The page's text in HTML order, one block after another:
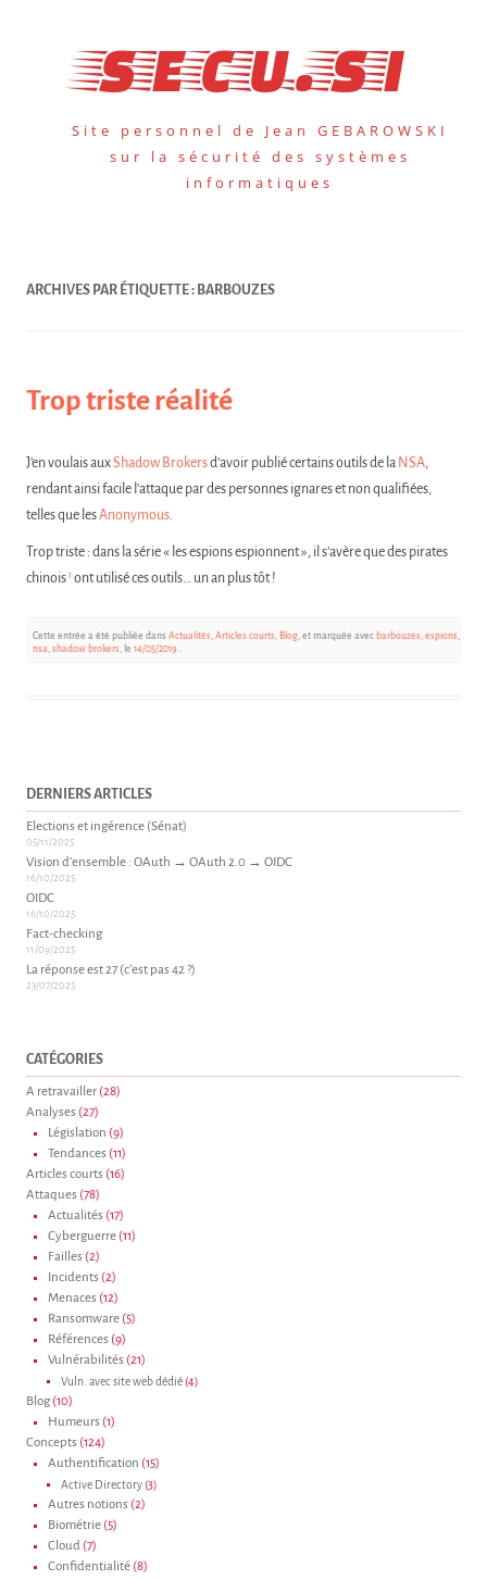
secu.si
Site personnel de Jean GEBAROWSKI
sur la sécurité des systèmes
informatiques
ARCHIVES PAR ÉTIQUETTE : BARBOUZES
Trop triste réalité
J’en voulais auxShadow Brokersd’avoir publié certains outils de la NSA,
rendant ainsi facile l’attaque par des personnes ignares et non qualifiées,
telles que lesAnonymous.
Trop triste : dans la série « les espions espionnent », il s’avère que des pirates
chinois 1 ont utilisé ces outils… un an plus tôt !
Cette entrée a été publiée dans Actualités, Articles courts, Blog, et marquée avec barbouzes, espions,
nsa , shadow brokers, le 14/05/2019 .
DERNIERS ARTICLES
Elections et ingérence (Sénat)
05/11/2025
Vision d’ensemble : OAuth → OAuth 2.0 → OIDC
16/10/2025
OIDC
16/10/2025
Fact-checking
11/09/2025
La réponse est 27 (c’est pas 42 ?)
23/07/2025
CATÉGORIES
A retravailler (28)
Analyses (27)
Législation (9)
Tendances (11)
Articles courts (16)
Attaques (78)
Actualités (17)
Cyberguerre (11)
Failles (2)
Incidents (2)
Menaces (12)
Ransomware (5)
Références (9)
Vulnérabilités (21)
Vuln. avec site web dédié (4)
Blog(10)
Humeurs (1)
Concepts (124)
Authentification (15)
Active Directory (3)
Autres notions (2)
Biométrie (5)
Cloud (7)
Confidentialité (8)